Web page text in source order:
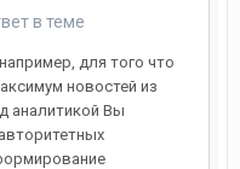
в теме
для того что
новостей из
аналитикой Вы